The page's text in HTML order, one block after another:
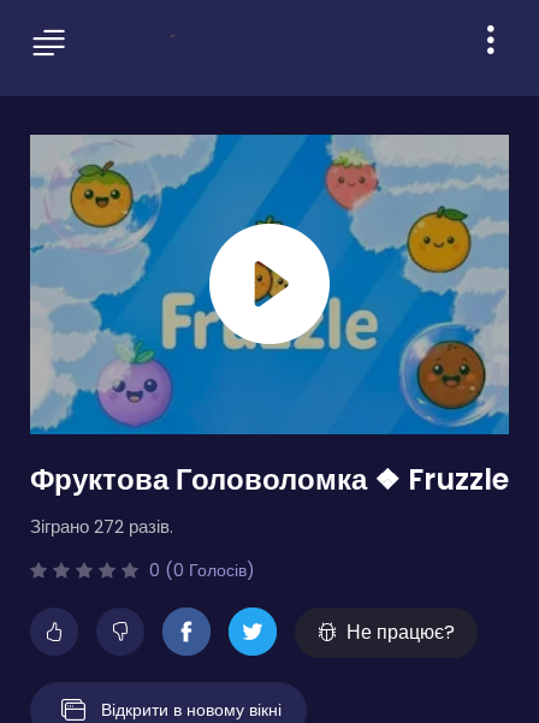
Фруктова Головоломка ❖ Fruzzle
Зіграно 272 разів.
0 (0 Голосів)
Не працює?
Відкрити в новому вікні